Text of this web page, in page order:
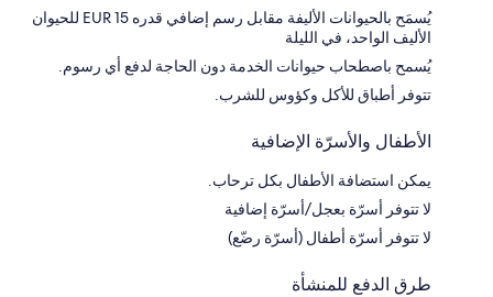
يُسمَح بالحيوانات الأليفة مقابل رسم إضافي قدره EUR 15 للحيوان
الأليف الواحد، في الليلة
يُسمح باصطحاب حيوانات الخدمة دون الحاجة لدفع أي رسوم.
تتوفر أطباق للأكل وكؤوس للشرب.
الأطفال والأسرّة الإضافية
يمكن استضافة الأطفال بكل ترحاب.
لا تتوفر أسرّة بعجل/أسرّة إضافية
لا تتوفر أسرّة أطفال (أسرّة رضّع)
طرق الدفع للمنشأة